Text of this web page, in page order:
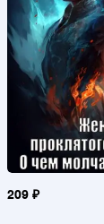
209 ₽